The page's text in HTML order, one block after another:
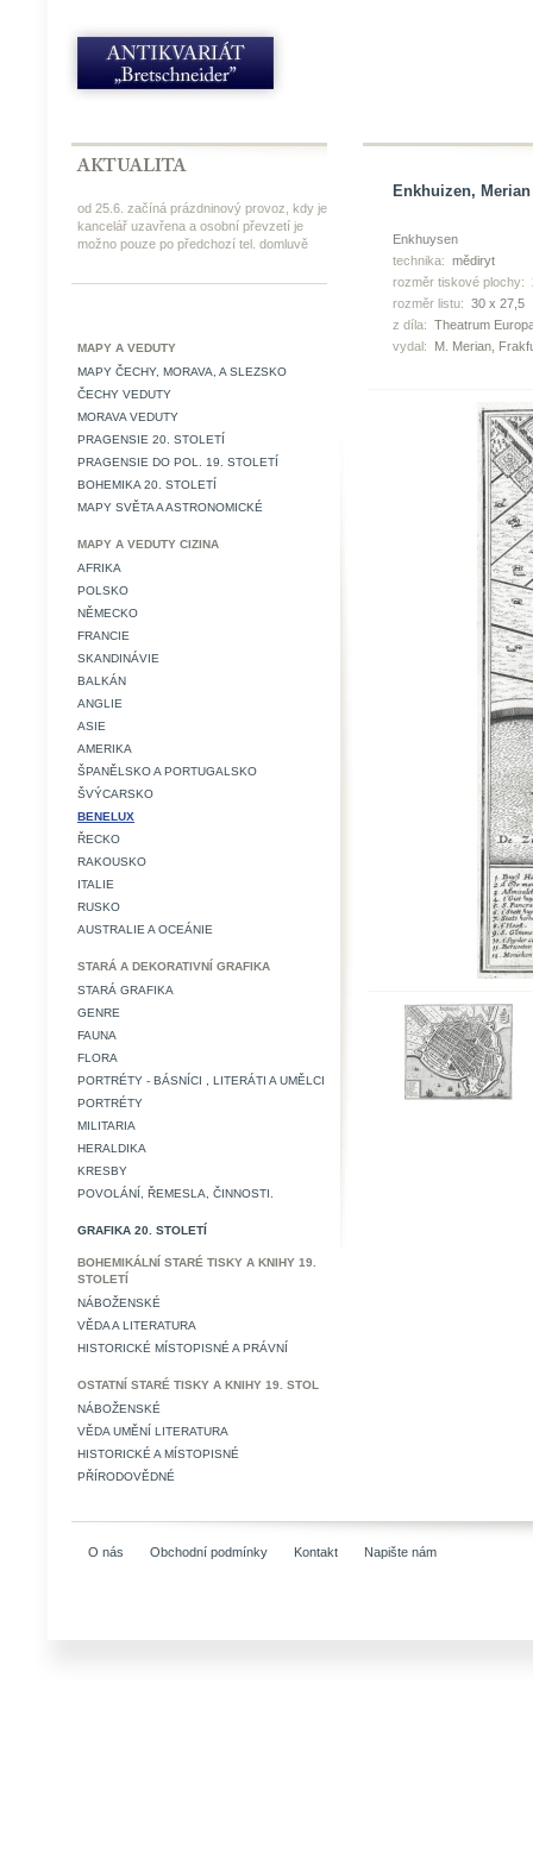
od 25.6. začíná prázdninový provoz, kdy je
kancelář uzavřena a osobní převzetí je
možno pouze po předchozí tel. domluvě
MAPY A VEDUTY
MAPY ČECHY, MORAVA, A SLEZSKO
ČECHY VEDUTY
MORAVA VEDUTY
PRAGENSIE 20. STOLETÍ
PRAGENSIE DO POL. 19. STOLETÍ
BOHEMIKA 20. STOLETÍ
MAPY SVĚTA A ASTRONOMICKÉ
MAPY A VEDUTY CIZINA
AFRIKA
POLSKO
NĚMECKO
FRANCIE
SKANDINÁVIE
BALKÁN
ANGLIE
ASIE
AMERIKA
ŠPANĚLSKO A PORTUGALSKO
ŠVÝCARSKO
BENELUX
ŘECKO
RAKOUSKO
ITALIE
RUSKO
AUSTRALIE A OCEÁNIE
STARÁ A DEKORATIVNÍ GRAFIKA
STARÁ GRAFIKA
GENRE
FAUNA
FLORA
PORTRÉTY - BÁSNÍCI , LITERÁTI A UMĚLCI
PORTRÉTY
MILITARIA
HERALDIKA
KRESBY
POVOLÁNÍ, ŘEMESLA, ČINNOSTI.
GRAFIKA 20. STOLETÍ
BOHEMIKÁLNÍ STARÉ TISKY A KNIHY 19.
STOLETÍ
NÁBOŽENSKÉ
VĚDA A LITERATURA
HISTORICKÉ MÍSTOPISNÉ A PRÁVNÍ
OSTATNÍ STARÉ TISKY A KNIHY 19. STOL
NÁBOŽENSKÉ
VĚDA UMĚNÍ LITERATURA
HISTORICKÉ A MÍSTOPISNÉ
PŘÍRODOVĚDNÉ
Enkhuizen,
Enkhuysen
technika: mědiryt
rozměr tiskové plochy:
rozměr listu: 30 x 27,5
z díla: Theatrum
vydal:
M. Merian,
O nás Obchodní podmínky Kontakt Napište nám